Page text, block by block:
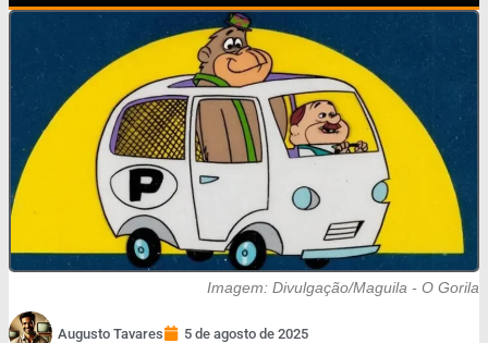
Imagem: Divulgação/Maguila - O Gorila
Augusto Tavares 5 de agosto de 2025